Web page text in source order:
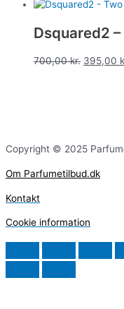
Dsquared2
700,00kr. 395,00
Copyright © 2025
Om Parfumetilbud.dk
Kontakt
Cookie information